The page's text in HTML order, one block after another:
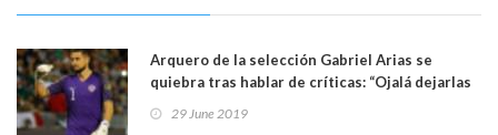
Arquero de la selección Gabriel Arias se
quiebra tras hablar de críticas: “Ojalá dejarlas
atrás por mi familia”. Ver Video
29 June 2019